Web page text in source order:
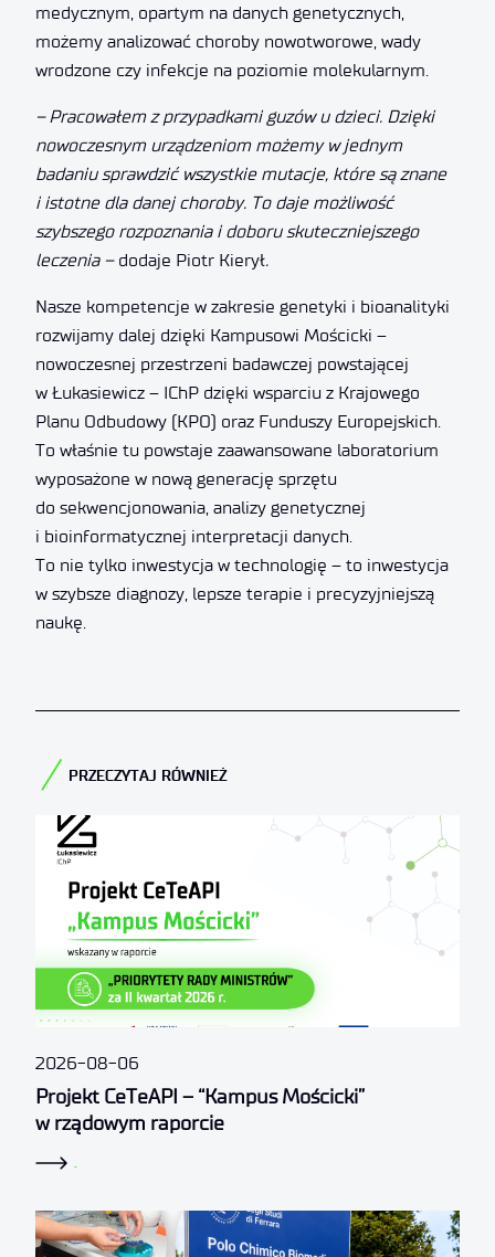
medycznym, opartym na danych genetycznych,
możemy analizować choroby nowotworowe, wady
wrodzone czy infekcje na poziomie molekularnym.
–Pracowałem z przypadkami guzów u dzieci. Dzięki
nowoczesnym urządzeniom możemy w jednym
badaniu sprawdzić wszystkie mutacje, które są znane
i istotne dla danej choroby. To daje możliwość
szybszego rozpoznania i doboru skuteczniejszego
leczenia – dodaje Piotr Kierył.
Nasze kompetencje w zakresie genetyki i bioanalityki
rozwijamy dalej dzięki Kampusowi Mościcki –
nowoczesnej przestrzeni badawczej powstającej
w Łukasiewicz – IChP dzięki wsparciu z Krajowego
Planu Odbudowy (KPO) oraz Funduszy Europejskich.
To właśnie tu powstaje zaawansowane laboratorium
wyposażone w nową generację sprzętu
do sekwencjonowania, analizy genetycznej
i bioinformatycznej interpretacji danych.
To nie tylko inwestycja w technologię – to inwestycja
w szybsze diagnozy, lepsze terapie i precyzyjniejszą
naukę.
PRZECZYTAJ RÓWNIEŻ​
Projekt CeTeAPI – “Kampus Mościcki”
w rządowym raporcie
2026-08-06
.